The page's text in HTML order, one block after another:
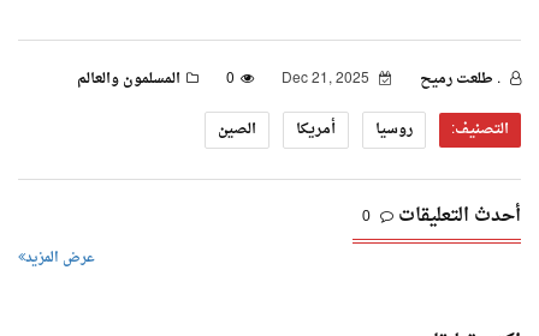
. طلعت رميح 0
المسلمون والعالم
التصنيف:
روسيا أمريكا الصين
أحدث التعليقات 0
عرض المزيد